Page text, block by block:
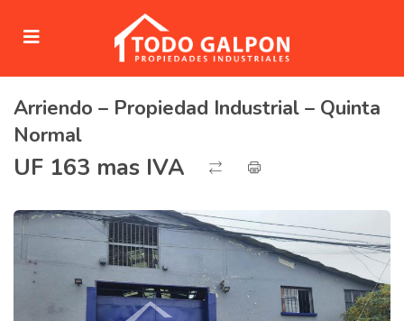
(Venta)
(Arriendo)
(Servicios)
Arriendo – Propiedad Industrial – Quinta
Normal
UF 163 mas IVA